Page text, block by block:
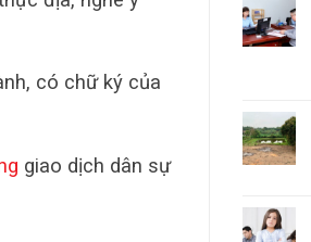
có chữ ký của
giao dịch dân sự